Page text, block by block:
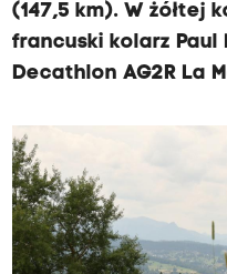
(147,5 km). W żółtej
francuski kolarz Paul
Decathlon AG2R La